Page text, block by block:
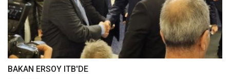
BAKAN ERSOY ITB'DE